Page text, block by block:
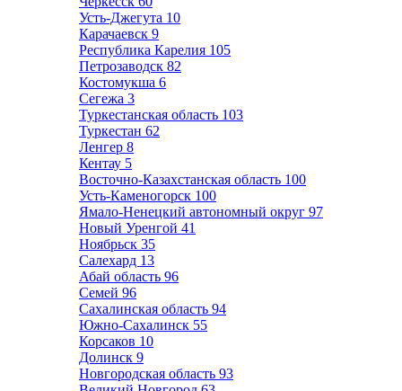
Усть-Джегута 10
Карачаевск 9
Республика Карелия 105
Петрозаводск 82
Костомукша 6
Сегежа 3
Туркестанская область 103
Туркестан 62
Ленгер 8
Кентау 5
Восточно-Казахстанская область 100
Усть-Каменогорск 100
Ямало-Ненецкий автономный округ 97
Новый Уренгой 41
Ноябрьск 35
Салехард 13
Абай область 96
Семей 96
Сахалинская область 94
Южно-Сахалинск 55
Корсаков 10
Долинск 9
Новгородская область 93